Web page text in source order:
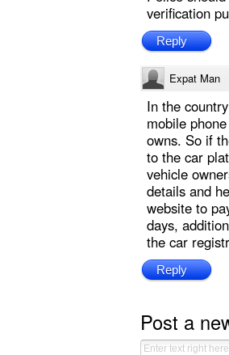
verification
Reply
Expat Man
In the
mobile
owns. So if
to the car
vehicle
details and
website to
days,
the car
Reply
Post a